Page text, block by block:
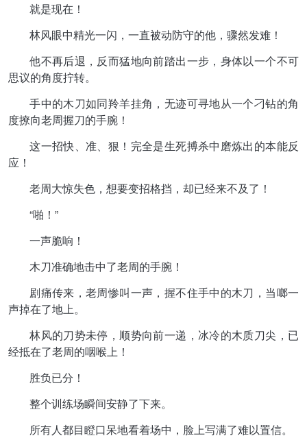
就是现在！
林风眼中精光一闪，一直被动防守的他，骤然发难！
他不再后退，反而猛地向前踏出一步，身体以一个不可
思议的角度拧转。
手中的木刀如同羚羊挂角，无迹可寻地从一个刁钻的角
度撩向老周握刀的手腕！
这一招快、准、狠！完全是生死搏杀中磨炼出的本能反
应！
老周大惊失色，想要变招格挡，却已经来不及了！
“啪！”
一声脆响！
木刀准确地击中了老周的手腕！
剧痛传来，老周惨叫一声，握不住手中的木刀，当啷一
声掉在了地上。
林风的刀势未停，顺势向前一递，冰冷的木质刀尖，已
经抵在了老周的咽喉上！
胜负已分！
整个训练场瞬间安静了下来。
所有人都目瞪口呆地看着场中，脸上写满了难以置信。